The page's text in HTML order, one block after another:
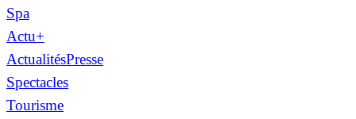
Spa
Actu+
ActualitésPresse
Spectacles
Tourisme